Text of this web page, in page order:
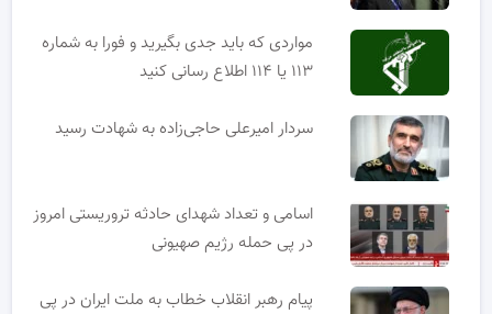
مواردی که باید جدی بگیرید و فورا به شماره
۱۱۳ یا ۱۱۴ اطلاع رسانی کنید
سردار امیرعلی حاجی‌زاده به شهادت رسید
اسامی و تعداد شهدای حادثه تروریستی امروز
در پی حمله رژیم صهیونی
پیام رهبر انقلاب خطاب به ملت ایران در پی